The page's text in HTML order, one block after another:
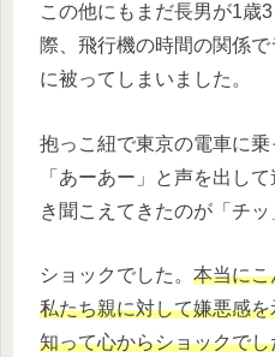
この他にもまだ長男が1歳
際、飛行機の時間の関係
に被ってしまいました。
抱っこ紐で東京の電車に
「あーあー」と声を出し
き聞こえてきたのが「チッ
ショックでした。 本当にこ
私たち親に対して嫌悪感
知って心からショックでし